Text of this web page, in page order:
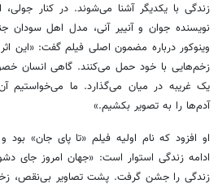
زندگی با یکدیگر آشنا می‌شوند. در کنار
نویسنده جوان و آنییر آنی، مدل اهل سودان
وینوکور درباره مضمون اصلی فیلم گفت: «این
زخم‌هایی با خود حمل می‌کنند. گاهی انسان
یک غریبه در میان می‌گذارد. ما می‌خواستیم
آدم‌ها را به تصویر بکشیم.»
او افزود که نام اولیه فیلم «تا پای جان»
ادامه زندگی استوار است: «جهان امروز جای
زندگی را جشن گرفت. پشت تصاویر بی‌نقص،